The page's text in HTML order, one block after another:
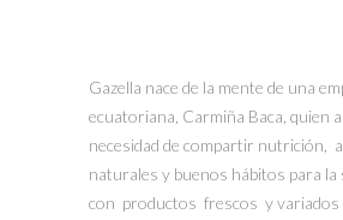
Gazella nace de la mente de una
ecuatoriana, Carmiña Baca, quien
necesidad de compartir nutrición,
naturales y buenos hábitos para la
con productos frescos y variados